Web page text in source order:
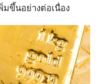
มขึ้นอย่างต่อเนื่อง